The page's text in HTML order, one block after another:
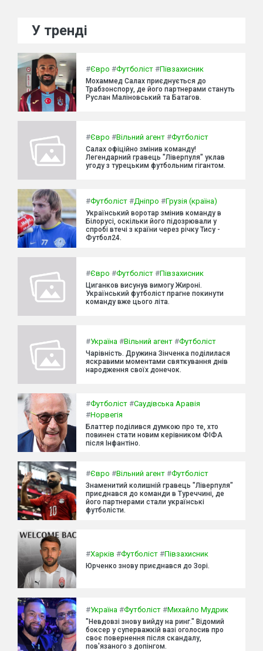
У тренді
#Євро #Футболіст #Півзахисник
Мохаммед Салах приєднується до
Трабзонспору, де його партнерами стануть
Руслан Маліновський та Батагов.
#Євро #Вільний агент #Футболіст
Салах офіційно змінив команду!
Легендарний гравець "Ліверпуля" уклав
угоду з турецьким футбольним гігантом.
#Футболіст #Дніпро #Грузія (країна)
Український воротар змінив команду в
Білорусі, оскільки його підозрювали у
спробі втечі з країни через річку Тису -
Футбол24.
#Євро #Футболіст #Півзахисник
Циганков висунув вимогу Жироні.
Український футболіст прагне покинути
команду вже цього літа.
#Україна #Вільний агент #Футболіст
Чарівність. Дружина Зінченка поділилася
яскравими моментами святкування днів
народження своїх донечок.
#Футболіст #Саудівська Аравія
#Норвегія
Блаттер поділився думкою про те, хто
повинен стати новим керівником ФІФА
після Інфантіно.
#Євро #Вільний агент #Футболіст
Знаменитий колишній гравець "Ліверпуля"
приєднався до команди в Туреччині, де
його партнерами стали українські
футболісти.
#Харків #Футболіст #Півзахисник
Юрченко знову приєднався до Зорі.
#Україна #Футболіст #Михайло Мудрик
"Невдовзі знову вийду на ринг." Відомий
боксер у суперважкій вазі оголосив про
своє повернення після скандалу,
пов'язаного з допінгом.